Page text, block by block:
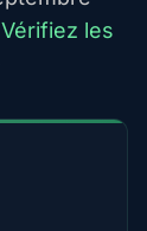
Vérifiez les